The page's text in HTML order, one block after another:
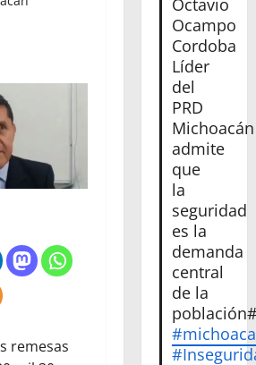
remesas
Octavio
Ocampo
Cordoba
Líder
del
PRD
Michoacán
admite
que
la
seguridad
es la
demanda
central
de la